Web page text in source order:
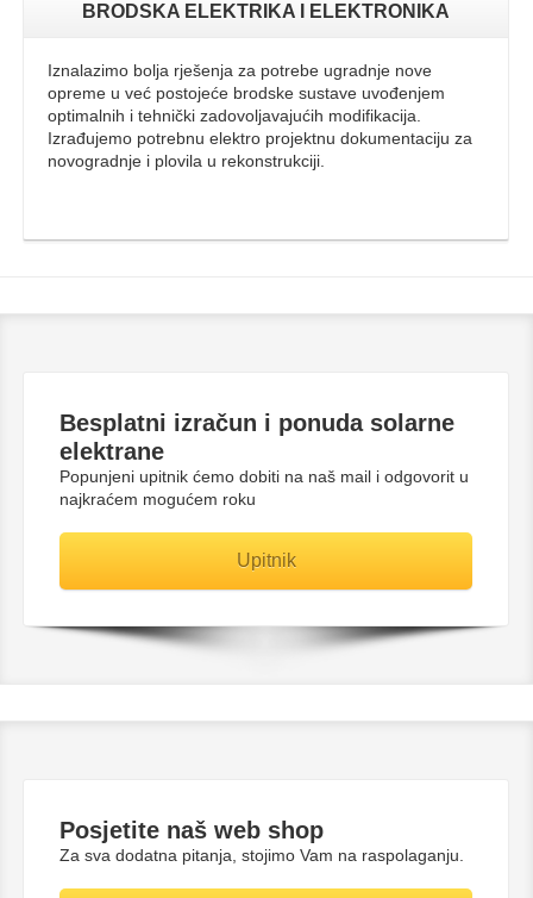
BRODSKA ELEKTRIKA I ELEKTRONIKA
Iznalazimo bolja rješenja za potrebe ugradnje nove
opreme u već postojeće brodske sustave uvođenjem
optimalnih i tehnički zadovoljavajućih modifikacija.
Izrađujemo potrebnu elektro projektnu dokumentaciju za
novogradnje i plovila u rekonstrukciji.
Besplatni izračun i ponuda solarne
elektrane
Popunjeni upitnik ćemo dobiti na naš mail i odgovorit u
najkraćem mogućem roku
Upitnik
Posjetite naš web shop
Za sva dodatna pitanja, stojimo Vam na raspolaganju.